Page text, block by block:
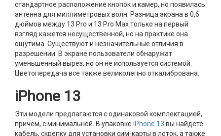
стандартное расположение кнопок и камер, но появилась
антенна для миллиметровых волн. Разница экрана в 0,6
дюймов между 13 Pro и 13 Pro Max только на первый
взгляд кажется несущественной, но на практике она
ощутима. Существуют и незначительные отличия в
разрешении. В экране пользователи обнаружат
уменьшенный вырез, но он не используется системой.
Цветопередача все также великолепно откалибрована.
iPhone 13
Эти модели предлагаются с одинаковой комплектацией,
причем, с минимальной. В упаковке iPhone 13 вы найдете
кабель, скрепку для установки сим-карты в лоток, а также